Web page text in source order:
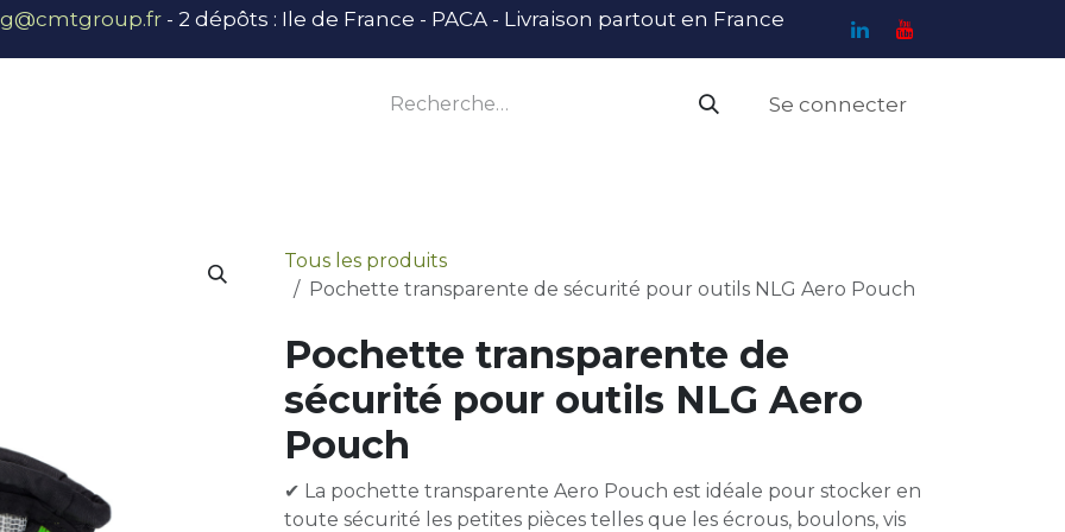
- 2 dépôts : Ile de France - PACA - Livraison partout en France
Se connecter
Tous les produits
Pochette transparente de sécurité pour outils NLG Aero Pouch
Pochette transparente de
sécurité pour outils NLG Aero
Pouch
✔ La pochette transparente Aero Pouch est idéale pour stocker en
toute sécurité les petites pièces telles que les écrous, boulons, vis